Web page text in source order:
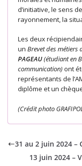
d’initiative, le sens
rayonnement, la
Les deux
un Brevet des métiers
PAGEAU(étudiant en
communication)ont
représentants de
diplôme et un
(Crédit photo
31 au 2 juin 2024 –
13 juin 2024 –